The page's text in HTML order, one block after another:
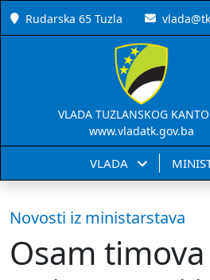
Rudarska 65 Tuzla
VLADA TUZLANSKOG
www.vladatk.gov.ba
VLADA
Novosti iz ministarstava
Osam